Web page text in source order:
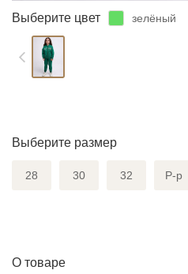
Выберите цвет зелёный
Выберите размер
28 30 32 Р-р
О товаре